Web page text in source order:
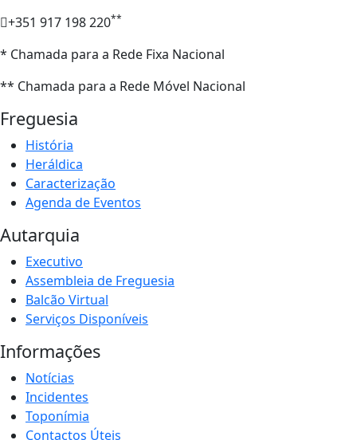
+351 917 198 220**
* Chamada para a Rede Fixa Nacional
** Chamada para a Rede Móvel Nacional
Freguesia
História
Heráldica
Caracterização
Agenda de Eventos
Autarquia
Executivo
Assembleia de Freguesia
Balcão Virtual
Serviços Disponíveis
Informações
Notícias
Incidentes
Toponímia
Contactos Úteis